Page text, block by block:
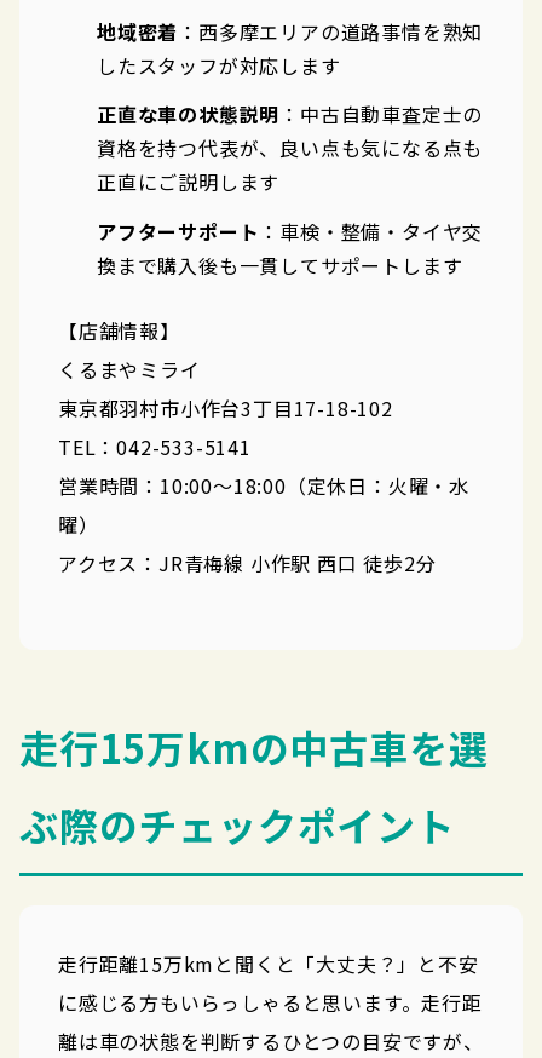
地域密着 ：西多摩エリアの道路事情を熟知
したスタッフが対応します
正直な車の状態説明 ：中古自動車査定士の
資格を持つ代表が、良い点も気になる点も
正直にご説明します
アフターサポート ：車検・整備・タイヤ交
換まで購入後も一貫してサポートします
【店舗情報】
くるまやミライ
東京都羽村市小作台3丁目17-18-102
TEL：042-533-5141
営業時間：10:00〜18:00（定休日：火曜・水
曜）
アクセス：JR青梅線 小作駅 西口 徒歩2分
走行15万kmの中古車を選
ぶ際のチェックポイント
走行距離15万kmと聞くと「大丈夫？」と不安
に感じる方もいらっしゃると思います。走行距
離は車の状態を判断するひとつの目安ですが、